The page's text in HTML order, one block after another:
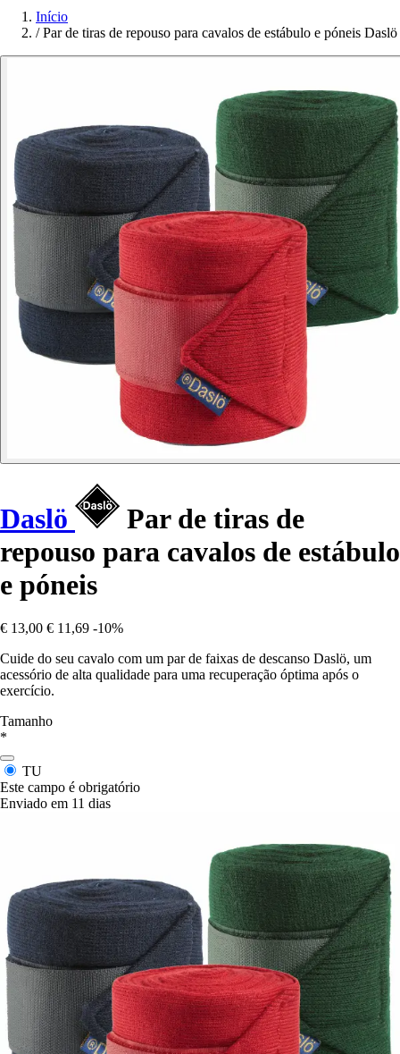
Início
/ Par de tiras de repouso para cavalos de estábulo e póneis Daslö
Daslö
Par de tiras de
repouso para cavalos de estábulo
e póneis
€ 13,00 € 11,69 -10%
Cuide do seu cavalo com um par de faixas de descanso Daslö, um
acessório de alta qualidade para uma recuperação óptima após o
exercício.
Tamanho
*
TU
Este campo é obrigatório
Enviado em 11 dias